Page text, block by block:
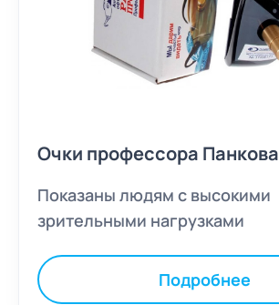
Очки профессора Панкова
Показаны людям с высокими
зрительными нагрузками
Подробнее